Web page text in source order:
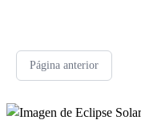
Página anterior